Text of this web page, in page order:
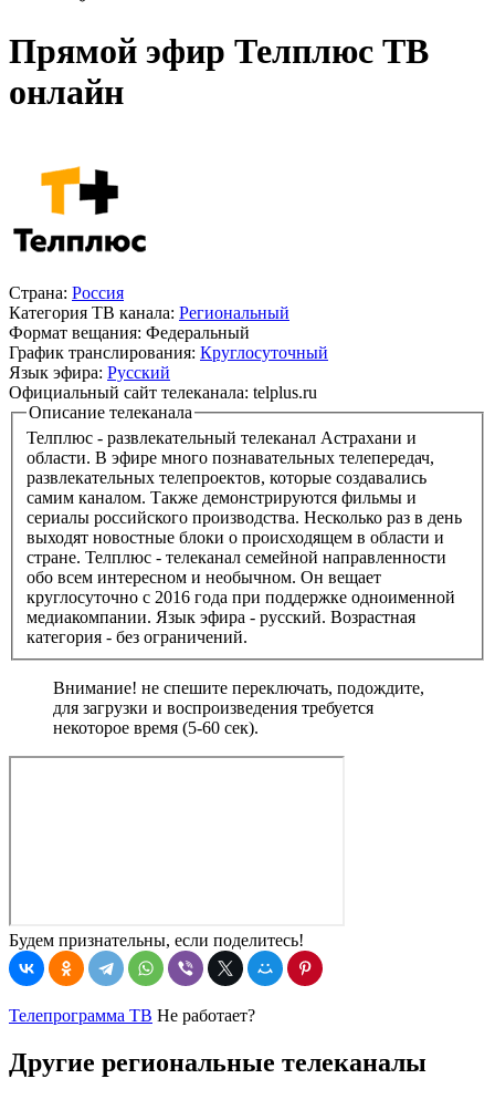
Прямой эфир Телплюс ТВ
онлайн
Страна: Россия
Категория ТВ канала: Региональный
Формат вещания: Федеральный
График транслирования: Круглосуточный
Язык эфира: Русский
Официальный сайт телеканала: telplus.ru
Описание телеканала
Телплюс - развлекательный телеканал Астрахани и
области. В эфире много познавательных телепередач,
развлекательных телепроектов, которые создавались
самим каналом. Также демонстрируются фильмы и
сериалы российского производства. Несколько раз в день
выходят новостные блоки о происходящем в области и
стране. Телплюс - телеканал семейной направленности
обо всем интересном и необычном. Он вещает
круглосуточно с 2016 года при поддержке одноименной
медиакомпании. Язык эфира - русский. Возрастная
категория - без ограничений.
Внимание! не спешите переключать, подождите,
для загрузки и воспроизведения требуется
некоторое время (5-60 сек).
Будем признательны, если поделитесь!
Телепрограмма ТВ Не работает?
Другие региональные телеканалы